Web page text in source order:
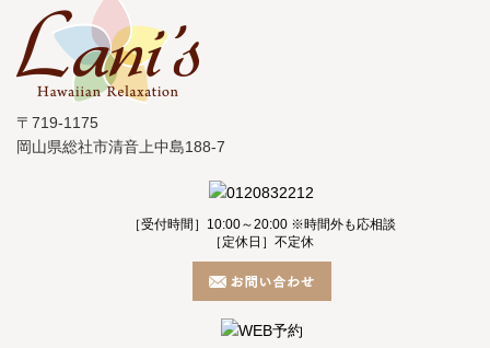
〒719-1175
岡山県総社市清音上中島188-7
［受付時間］10:00～20:00 ※時間外も応相談
［定休日］不定休